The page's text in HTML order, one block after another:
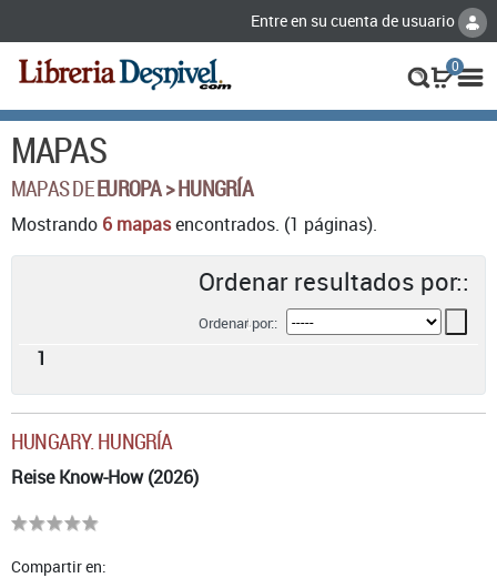
Entre en su cuenta de usuario
0
MAPAS
MAPAS DEEUROPA > HUNGRÍA
Mostrando 6 mapasencontrados. (1 páginas).
Ordenar resultados por::
Ordenar por::
1
HUNGARY. HUNGRÍA
Reise Know-How (2026)
Compartir en: